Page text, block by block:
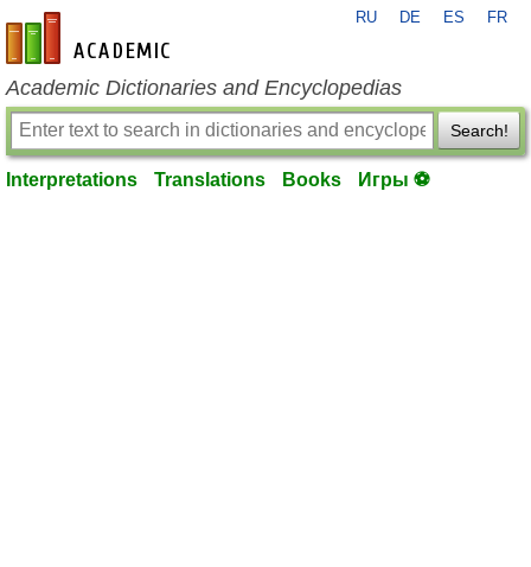
en-academic.com
RU DE ES FR
Academic Dictionaries and Encyclopedias
Search!
Interpretations Translations Books Игры ⚽